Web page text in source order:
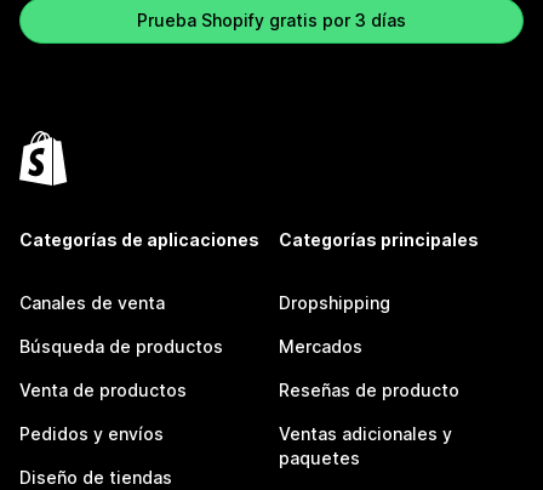
Prueba Shopify gratis por 3 días
Categorías de aplicaciones
Canales de venta
Búsqueda de productos
Venta de productos
Pedidos y envíos
Diseño de tiendas
Categorías principales
Dropshipping
Mercados
Reseñas de producto
Ventas adicionales y
paquetes